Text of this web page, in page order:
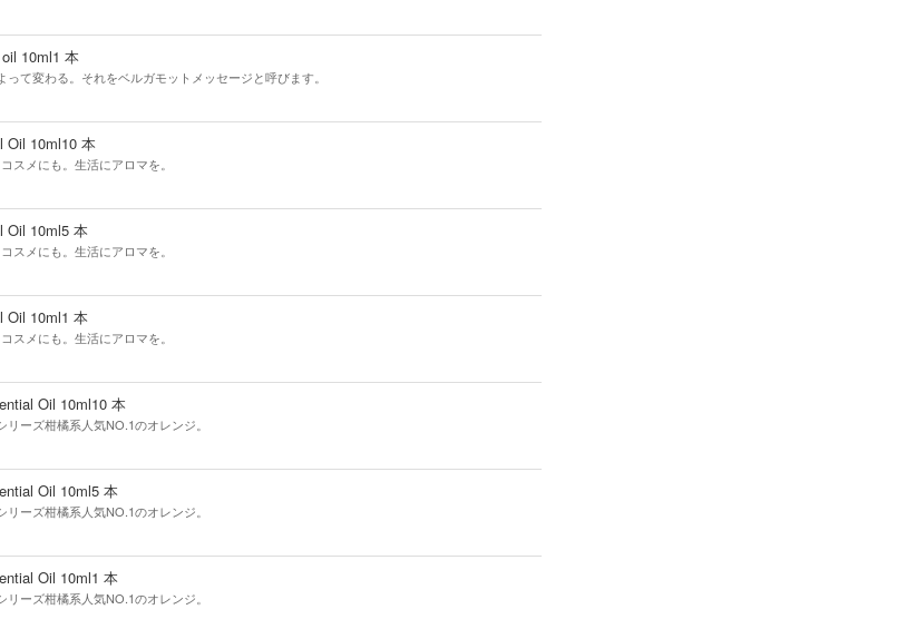
10ml1 本
て変わる。それをベルガモットメッセージと呼びます。
Oil 10ml10 本
スメにも。生活にアロマを。
Oil 10ml5 本
スメにも。生活にアロマを。
Oil 10ml1 本
スメにも。生活にアロマを。
Oil 10ml10 本
ーズ柑橘系人気NO.1のオレンジ。
Oil 10ml5 本
ーズ柑橘系人気NO.1のオレンジ。
Oil 10ml1 本
ーズ柑橘系人気NO.1のオレンジ。